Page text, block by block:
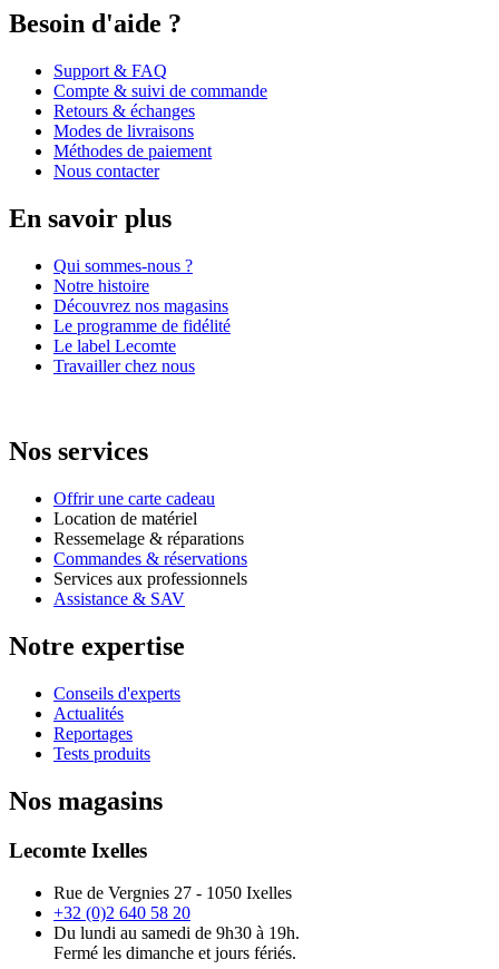
Besoin d'aide ?
Support & FAQ
Compte & suivi de commande
Retours & échanges
Modes de livraisons
Méthodes de paiement
Nous contacter
En savoir plus
Qui sommes-nous ?
Notre histoire
Découvrez nos magasins
Le programme de fidélité
Le label Lecomte
Travailler chez nous
Nos services
Offrir une carte cadeau
Location de matériel
Ressemelage & réparations
Commandes & réservations
Services aux professionnels
Assistance & SAV
Notre expertise
Conseils d'experts
Actualités
Reportages
Tests produits
Nos magasins
Lecomte Ixelles
Rue de Vergnies 27 - 1050 Ixelles
+32 (0)2 640 58 20
Du lundi au samedi de 9h30 à 19h.
Fermé les dimanche et jours fériés.